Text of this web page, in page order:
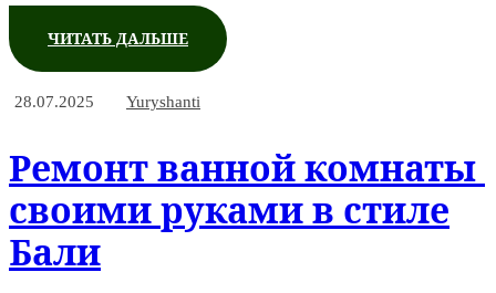
ЧИТАТЬ ДАЛЬШЕ
28.07.2025 Yuryshanti
Ремонт ванной комнаты
своими руками в стиле
Бали